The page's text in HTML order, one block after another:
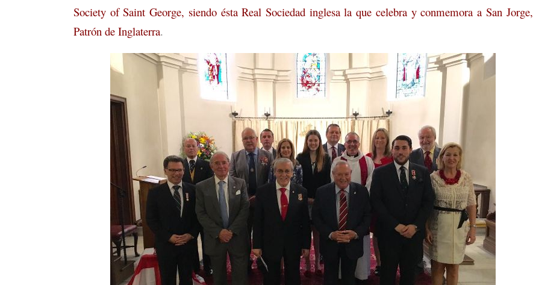
Society of Saint George, siendo ésta Real Sociedad inglesa la que celebra y conmemora a San Jorge,
Patrón de Inglaterra.